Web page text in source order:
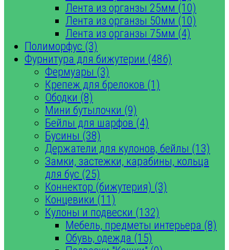
Лента из органзы 25мм (10)
Лента из органзы 50мм (10)
Лента из органзы 75мм (4)
Полиморфус (3)
Фурнитура для бижутерии (486)
Фермуары (3)
Крепеж для брелоков (1)
Ободки (8)
Мини бутылочки (9)
Бейлы для шарфов (4)
Бусины (38)
Держатели для кулонов, бейлы (13)
Замки, застежки, карабины, кольца
для бус (25)
Коннектор (бижутерия) (3)
Концевики (11)
Кулоны и подвески (132)
Мебель, предметы интерьера (8)
Обувь, одежда (15)